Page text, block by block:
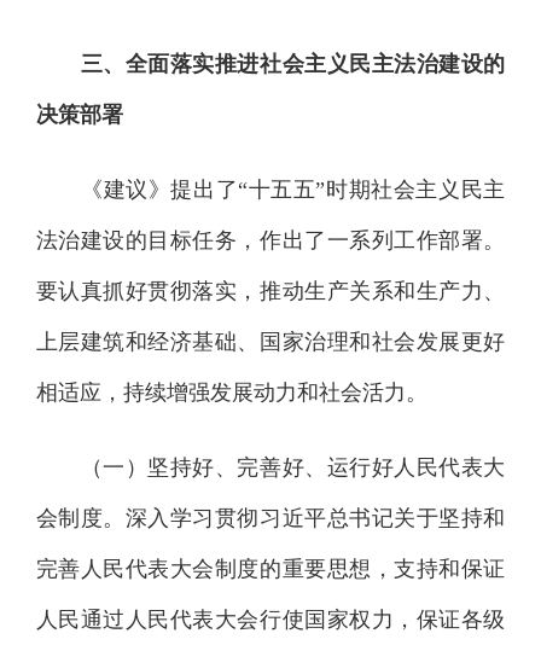
三、全面落实推进社会主义民主法治建设的
决策部署
《建议》提出了“十五五”时期社会主义民主
法治建设的目标任务，作出了一系列工作部署。
要认真抓好贯彻落实，推动生产关系和生产力、
上层建筑和经济基础、国家治理和社会发展更好
相适应，持续增强发展动力和社会活力。
（一）坚持好、完善好、运行好人民代表大
会制度。深入学习贯彻习近平总书记关于坚持和
完善人民代表大会制度的重要思想，支持和保证
人民通过人民代表大会行使国家权力，保证各级